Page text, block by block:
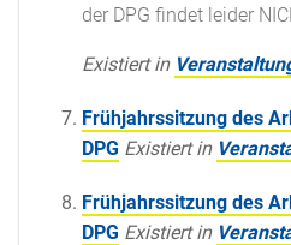
der DPG findet leider
Existiert in
Frühjahrssitzung des
DPG Existiert in
Frühjahrssitzung des
DPG Existiert in